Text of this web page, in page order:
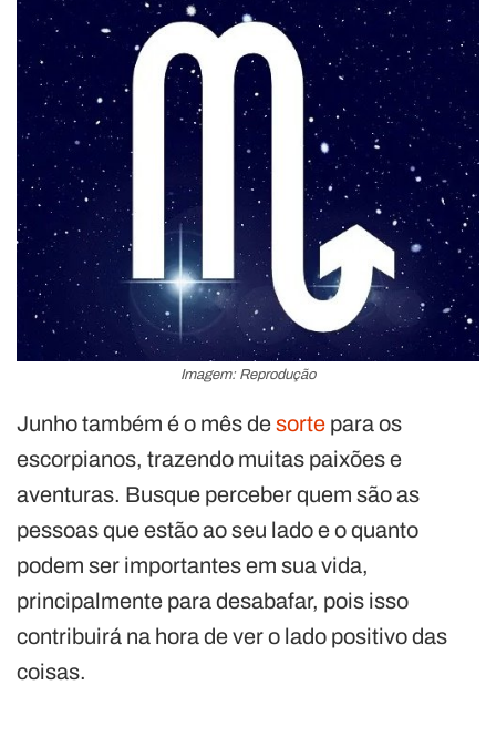
Imagem: Reprodução
Junho também é o mês desorte para os
escorpianos, trazendo muitas paixões e
aventuras. Busque perceber quem são as
pessoas que estão ao seu lado e o quanto
podem ser importantes em sua vida,
principalmente para desabafar, pois isso
contribuirá na hora de ver o lado positivo das
coisas.